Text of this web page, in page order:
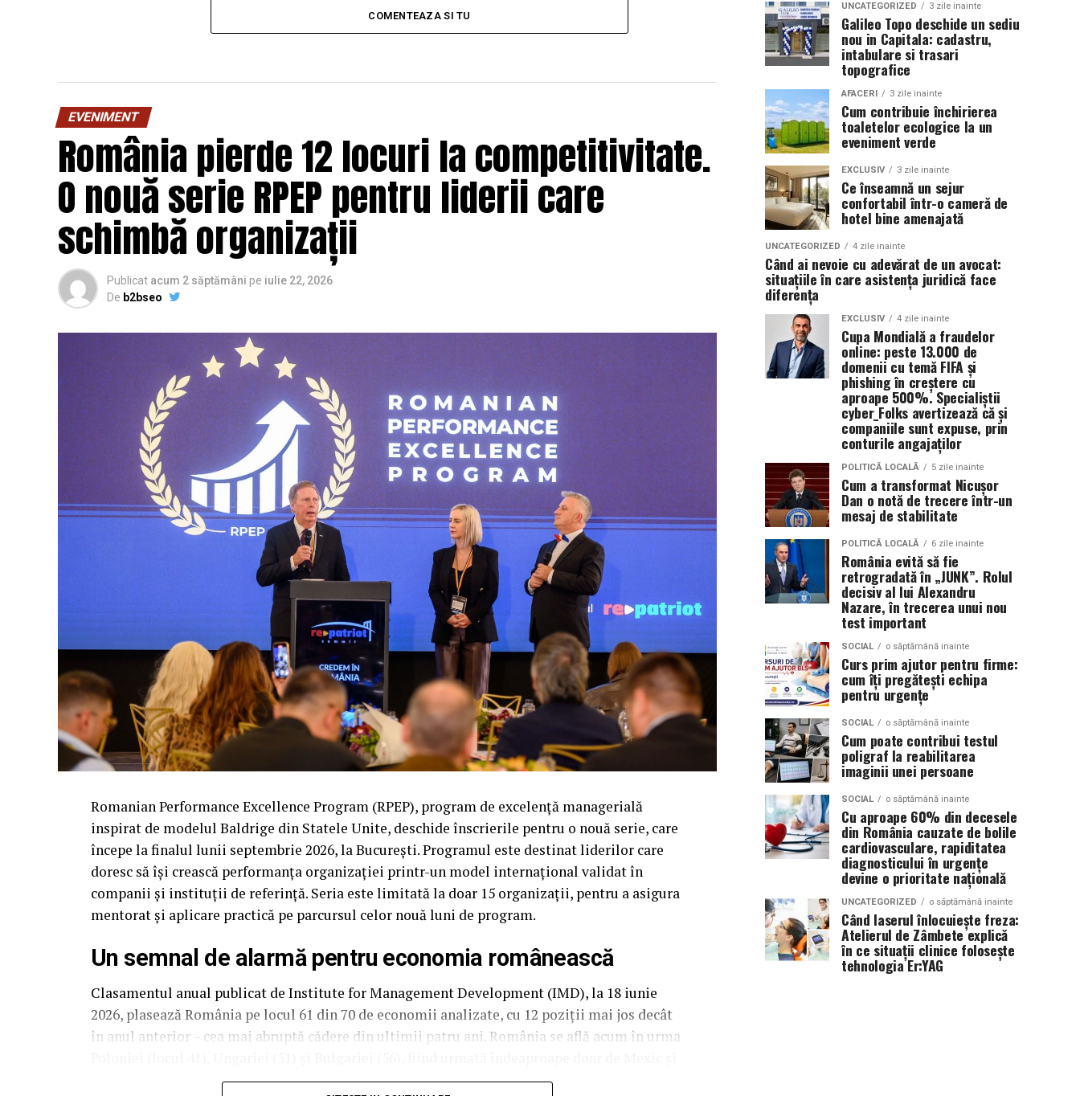
COMENTEAZA SI TU
EVENIMENT
România pierde 12 locuri la competitivitate.
O nouă serie RPEP pentru liderii care
schimbă organizații
Publicat acum 2 săptămâni pe iulie 22, 2026
De b2bseo
Romanian Performance Excellence Program (RPEP), program de excelență managerială
inspirat de modelul Baldrige din Statele Unite, deschide înscrierile pentru o nouă serie, care
începe la finalul lunii septembrie 2026, la București. Programul este destinat liderilor care
doresc să își crească performanța organizației printr-un model internațional validat în
companii și instituții de referință. Seria este limitată la doar 15 organizații, pentru a asigura
mentorat și aplicare practică pe parcursul celor nouă luni de program.
Un semnal de alarmă pentru economia românească
Clasamentul anual publicat de Institute for Management Development (IMD), la 18 iunie
2026, plasează România pe locul 61 din 70 de economii analizate, cu 12 poziții mai jos decât
în anul anterior – cea mai abruptă cădere din ultimii patru ani. România se află acum în urma
UNCATEGORIZED 3 zile inainte
Galileo Topo deschide un sediu
nou in Capitala: cadastru,
intabulare si trasari
topografice
AFACERI 3 zile inainte
Cum contribuie închirierea
toaletelor ecologice la un
eveniment verde
EXCLUSIV 3 zile inainte
Ce înseamnă un sejur
confortabil într-o cameră de
hotel bine amenajată
UNCATEGORIZED 4 zile inainte
Când ai nevoie cu adevărat de un avocat:
situațiile în care asistența juridică face
diferența
EXCLUSIV 4 zile inainte
Cupa Mondială a fraudelor
online: peste 13.000 de
domenii cu temă FIFA și
phishing în creștere cu
aproape 500%. Specialiștii
cyber_Folks avertizează că și
companiile sunt expuse, prin
conturile angajaților
POLITICĂ LOCALĂ 5 zile inainte
Cum a transformat Nicușor
Dan o notă de trecere într-un
mesaj de stabilitate
POLITICĂ LOCALĂ 6 zile inainte
România evită să fie
retrogradată în „JUNK”. Rolul
decisiv al lui Alexandru
Nazare, în trecerea unui nou
test important
SOCIAL o săptămână inainte
Curs prim ajutor pentru firme:
cum îți pregătești echipa
pentru urgențe
SOCIAL o săptămână inainte
Cum poate contribui testul
poligraf la reabilitarea
imaginii unei persoane
SOCIAL o săptămână inainte
Cu aproape 60% din decesele
din România cauzate de bolile
cardiovasculare, rapiditatea
diagnosticului în urgențe
devine o prioritate națională
UNCATEGORIZED o săptămână inainte
Când laserul înlocuiește freza:
Atelierul de Zâmbete explică
în ce situații clinice folosește
tehnologia Er:YAG